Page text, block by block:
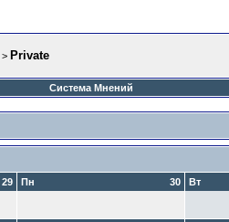
> Private
Система Мнений
29 30
Пн Вт